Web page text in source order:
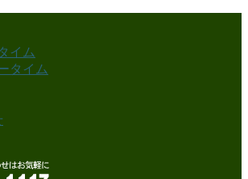
イム
タイム